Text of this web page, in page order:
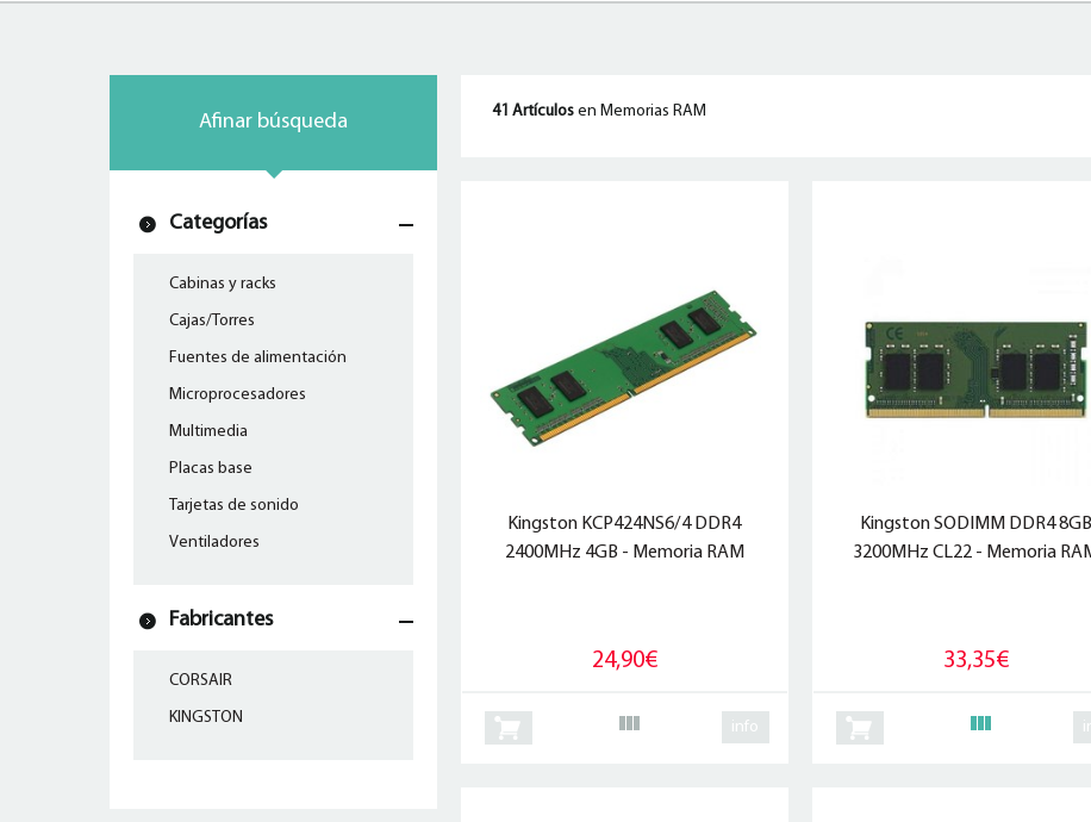
Afinar búsqueda
Categorías
Cabinas y racks
Cajas/Torres
Fuentes de alimentación
Microprocesadores
Multimedia
Placas base
Tarjetas de sonido
Ventiladores
Fabricantes
CORSAIR
KINGSTON
41 Artículosen Memorias RAM
Kingston KCP424NS6/4 DDR4
2400MHz 4GB - Memoria RAM
24,90€
info
Kingston SODIMM DDR4 8GB
3200MHz CL22 - Memoria
33,35€